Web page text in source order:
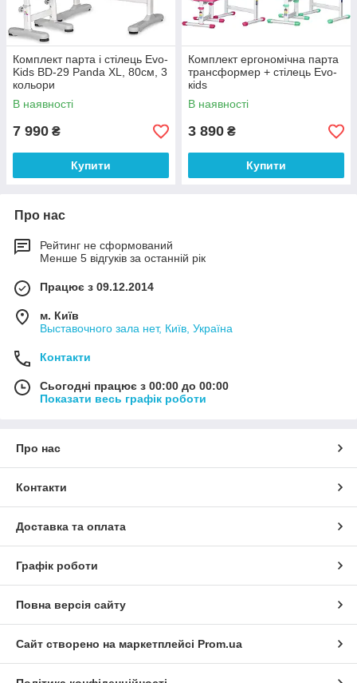
Комплект парта і стілець Evo-
Kids BD-29 Panda XL, 80см, 3
кольори
В наявності
7 990 ₴
Купити
Комплект ергономічна парта
трансформер + стілець Evo-
кids
В наявності
3 890 ₴
Купити
Про нас
Рейтинг не сформований
Менше 5 відгуків за останній рік
Працює з 09.12.2014
м. Київ
Выставочного зала нет, Київ, Україна
Контакти
Сьогодні працює з 00:00 до 00:00
Показати весь графік роботи
Про нас
Контакти
Доставка та оплата
Графік роботи
Повна версія сайту
Сайт створено на маркетплейсі Prom.ua